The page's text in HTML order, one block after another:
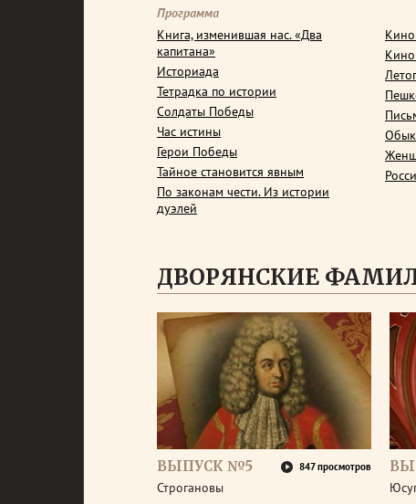
Программа
Книга, изменившая нас. «Два
капитана»
Историада
Тетрадка по истории
Солдаты Победы
Час истины
Герои Победы
Тайное становится явным
По законам чести. Из истории
дуэлей
ДВОРЯНСКИЕ
ВЫПУСК №5 847 просмотров
Строгановы